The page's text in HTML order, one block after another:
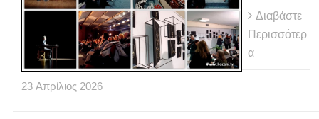
Διαβάστε
Περισσότερ
α
23 Απρίλιος 2026